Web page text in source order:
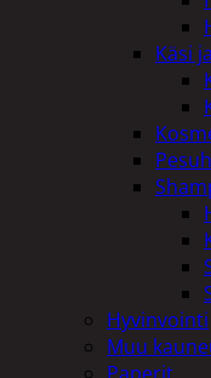
Käsi
Hyvinvointi
Muu